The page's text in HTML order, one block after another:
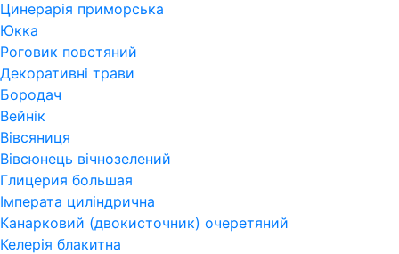
Цинерарія приморська
Юкка
Роговик повстяний
Декоративні трави
Бородач
Вейнік
Вівсяниця
Вівсюнець вічнозелений
Глицерия большая
Імперата циліндрична
Канарковий (двокисточник) очеретяний
Келерія блакитна